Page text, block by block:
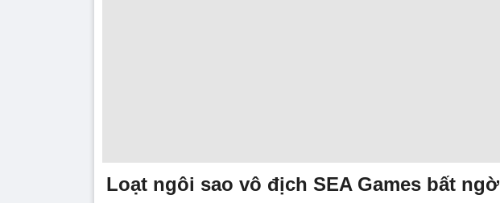
Loạt ngôi sao vô địch SEA Games bất ngờ